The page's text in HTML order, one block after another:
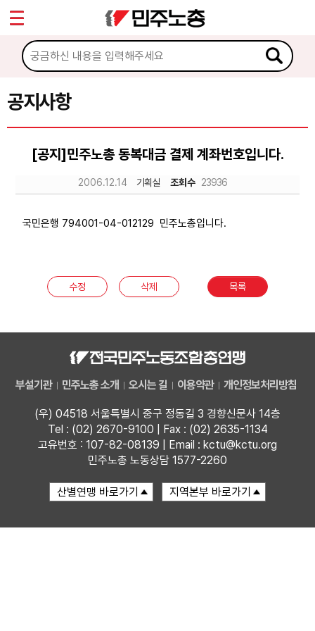
공지사항
[공지]민주노총 동복대금 결제 계좌번호입니다.
2006.12.14 기획실 조회수 23936
국민은행 794001-04-012129 민주노총입니다.
수정 삭제 목록
부설기관 민주노총 소개 오시는 길 이용약관 개인정보처리방침
(우) 04518 서울특별시 중구 정동길 3 경향신문사 14층
Tel : (02) 2670-9100 | Fax : (02) 2635-1134
고유번호 : 107-82-08139 | Email : kctu@kctu.org
민주노총 노동상담 1577-2260
마이페이지
소개
소식
공지사항
성명·보도
노동상담
Sketchbook5, 스케치북5
Sketchbook5, 스케치북5